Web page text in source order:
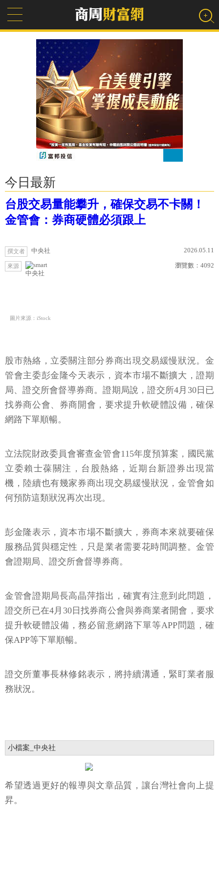
今日最新
台股交易量能攀升，確保交易不卡關！
金管會：券商硬體必須跟上
撰文者 中央社 2026.05.11
來源
中央社
瀏覽數： 4092
圖片來源：iStock
股市熱絡，立委關注部分券商出現交易緩慢狀況。金
管會主委彭金隆今天表示，資本市場不斷擴大，證期
局、證交所會督導券商。證期局說，證交所4月30日已
找券商公會、券商開會，要求提升軟硬體設備，確保
網路下單順暢。
立法院財政委員會審查金管會115年度預算案，國民黨
立委賴士葆關注，台股熱絡，近期台新證券出現當
機，陸續也有幾家券商出現交易緩慢狀況，金管會如
何預防這類狀況再次出現。
彭金隆表示，資本市場不斷擴大，券商本來就要確保
服務品質與穩定性，只是業者需要花時間調整。金管
會證期局、證交所會督導券商。
金管會證期局長高晶萍指出，確實有注意到此問題，
證交所已在4月30日找券商公會與券商業者開會，要求
提升軟硬體設備，務必留意網路下單等APP問題，確
保APP等下單順暢。
證交所董事長林修銘表示，將持續溝通，緊盯業者服
務狀況。
小檔案_中央社
希望透過更好的報導與文章品質，讓台灣社會向上提
昇。